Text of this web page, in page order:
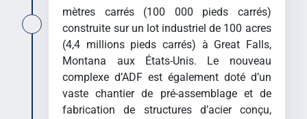
mètres carrés (100 000 pieds carrés)
construite sur un lot industriel de 100 acres
(4,4 millions pieds carrés) à Great Falls,
Montana aux États-Unis. Le nouveau
complexe d’ADF est également doté d’un
vaste chantier de pré-assemblage et de
fabrication de structures d’acier conçu,